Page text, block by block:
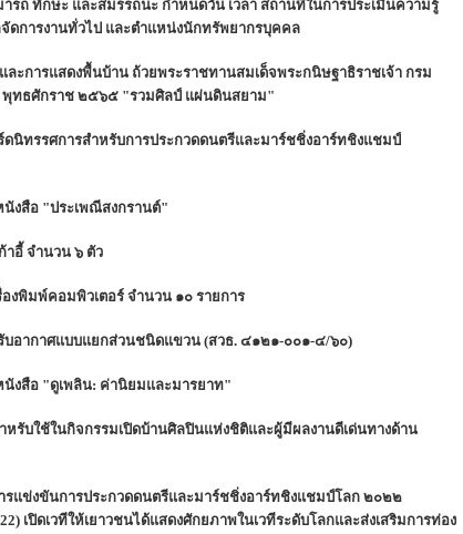
รถ ทักษะ และสมรรถนะ กำหนดวัน เวลา สถานที่ในการประเมินความรู้
ดการงานทั่วไป และตำแหน่งนักทรัพยากรบุคคล
ะการแสดงพื้นบ้าน ถ้วยพระราชทานสมเด็จพระกนิษฐาธิราชเจ้า กรม
พุทธศักราช ๒๕๖๕ "รวมศิลป์ แผ่นดินสยาม"
นิทรรศการสำหรับการประกวดดนตรีและมาร์ชชิ่งอาร์ทชิงแชมป์
งสือ "ประเพณีสงกรานต์"
าอี้ จำนวน ๖ ตัว
พิมพ์คอมพิวเตอร์ จำนวน ๑๐ รายการ
บอากาศแบบแยกส่วนชนิดแขวน (สวธ. ๔๑๒๑-๐๐๑-๔/๖๐)
งสือ "ดูเพลิน: ค่านิยมและมารยาท"
หรับใช้ในกิจกรรมเปิดบ้านศิลปินแห่งชิติและผู้มีผลงานดีเด่นทางด้าน
รแข่งขันการประกวดดนตรีและมาร์ชชิ่งอาร์ทชิงแชมป์โลก ๒๐๒๒
เปิดเวทีให้เยาวชนได้แสดงศักยภาพในเวทีระดับโลกและส่งเสริมการท่อง